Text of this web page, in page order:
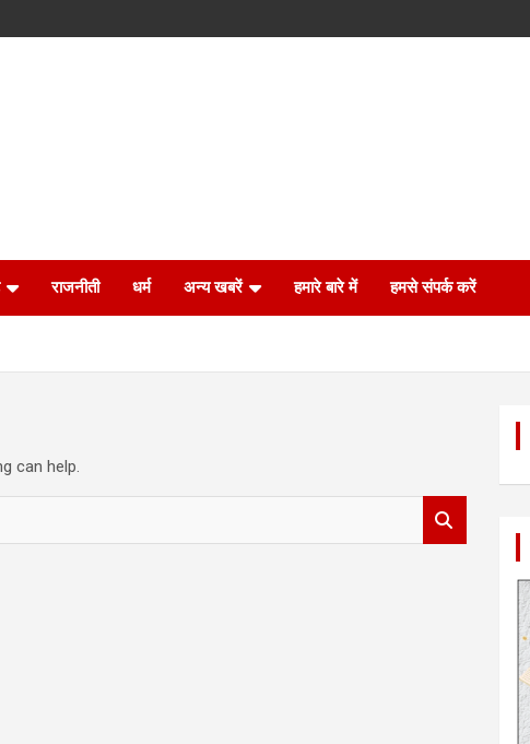
राजनीती धर्म अन्य खबरें हमारे बारे में हमसे संपर्क करें
can help.